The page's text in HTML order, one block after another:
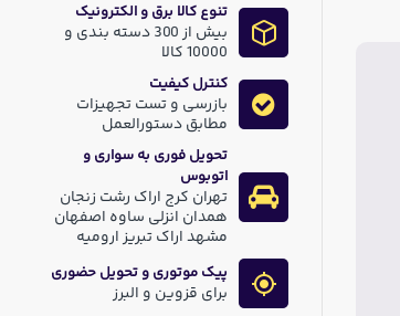
تنوع کالا برق و الکترونیک
بیش از 300 دسته بندی و
10000 کالا
کنترل کیفیت
بازرسی و تست تجهیزات
مطابق دستورالعمل
تحویل فوری به سواری و
اتوبوس
تهران کرج اراک رشت زنجان
همدان انزلی ساوه اصفهان
مشهد اراک تبریز ارومیه
پیک موتوری و تحویل حضوری
برای قزوین و البرز